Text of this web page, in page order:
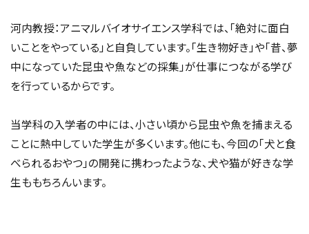
河内教授：アニマルバイオサイエンス学科では、「絶対に面白
いことをやっている」と自負しています。「生き物好き」や「昔、夢
中になっていた昆虫や魚などの採集」が仕事につながる学び
を行っているからです。
当学科の入学者の中には、小さい頃から昆虫や魚を捕まえる
ことに熱中していた学生が多くいます。他にも、今回の「犬と食
べられるおやつ」の開発に携わったような、犬や猫が好きな学
生ももちろんいます。